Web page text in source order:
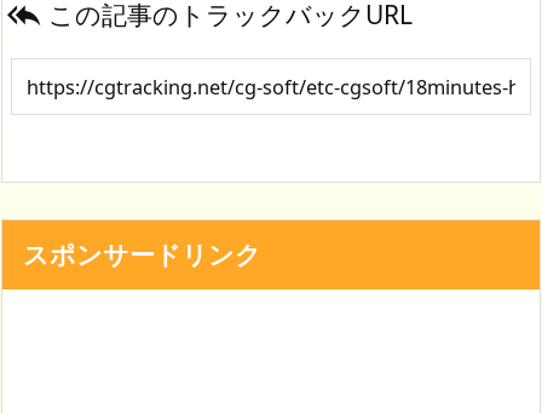
 この記事のトラックバックURL
スポンサードリンク